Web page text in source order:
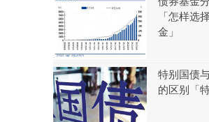
「怎样选
金」
特别国债
的区别「